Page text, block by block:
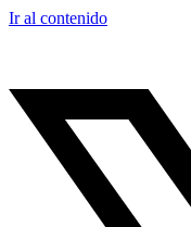
Ir al contenido